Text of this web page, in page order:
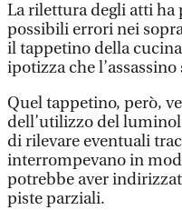
La rilettura degli atti ha
possibili errori nei
il tappetino della
ipotizza che
Quel tappetino, però,
dell’utilizzo del
di rilevare eventuali
interrompevano in
potrebbe aver
piste parziali.